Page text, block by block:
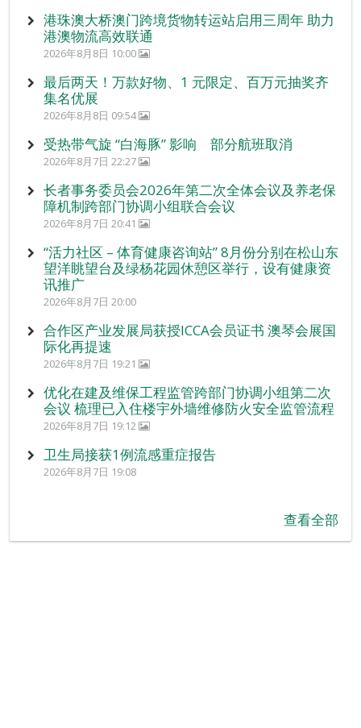
港珠澳大桥澳门跨境货物转运站启用三周年 助力
港澳物流高效联通
2026年8月8日 10:00
最后两天！万款好物、1 元限定、百万元抽奖齐
集名优展
2026年8月8日 09:54
受热带气旋 “白海豚” 影响 部分航班取消
2026年8月7日 22:27
长者事务委员会2026年第二次全体会议及养老保
障机制跨部门协调小组联合会议
2026年8月7日 20:41
“活力社区 – 体育健康咨询站” 8月份分别在松山东
望洋眺望台及绿杨花园休憩区举行，设有健康资
讯推广
2026年8月7日 20:00
合作区产业发展局获授ICCA会员证书 澳琴会展国
际化再提速
2026年8月7日 19:21
优化在建及维保工程监管跨部门协调小组第二次
会议 梳理已入住楼宇外墙维修防火安全监管流程
2026年8月7日 19:12
卫生局接获1例流感重症报告
2026年8月7日 19:08
查看全部